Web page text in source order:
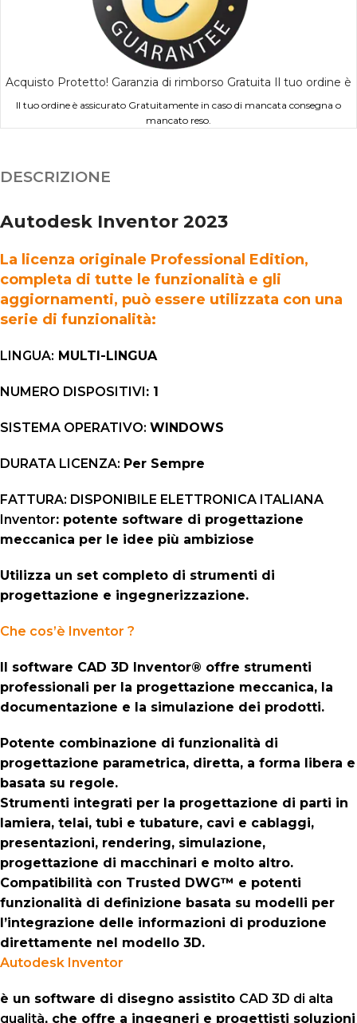
Acquisto Protetto! Garanzia di rimborso Gratuita Il tuo ordine è
Il tuo ordine è assicurato Gratuitamente in caso di mancata consegna o
mancato reso.
DESCRIZIONE
Autodesk Inventor 2023
La licenza originale Professional Edition,
completa di tutte le funzionalità e gli
aggiornamenti, può essere utilizzata con una
serie di funzionalità:
LINGUA: MULTI-LINGUA
NUMERO DISPOSITIVI: 1
SISTEMA OPERATIVO: WINDOWS
DURATA LICENZA: Per Sempre
FATTURA: DISPONIBILE ELETTRONICA ITALIANA
Inventor: potente software di progettazione
meccanica per le idee più ambiziose
Utilizza un set completo di strumenti di
progettazione e ingegnerizzazione.
Che cos’è Inventor ?
Il software CAD 3D Inventor® offre strumenti
professionali per la progettazione meccanica, la
documentazione e la simulazione dei prodotti.
Potente combinazione di funzionalità di
progettazione parametrica, diretta, a forma libera e
basata su regole.
Strumenti integrati per la progettazione di parti in
lamiera, telai, tubi e tubature, cavi e cablaggi,
presentazioni, rendering, simulazione,
progettazione di macchinari e molto altro.
Compatibilità con Trusted DWG™ e potenti
funzionalità di definizione basata su modelli per
l’integrazione delle informazioni di produzione
direttamente nel modello 3D.
Autodesk Inventor
è un software di disegno assistito CAD 3D di alta
qualità, che offre a ingegneri e progettisti soluzioni